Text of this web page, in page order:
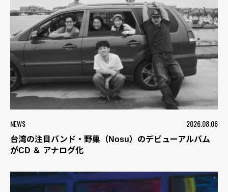
NEWS 2026.08.06
台湾の注目バンド・野巢（Nosu）のデビューアルバム
がCD ＆ アナログ化